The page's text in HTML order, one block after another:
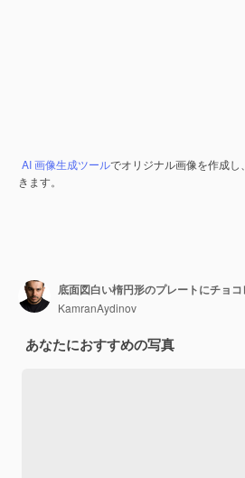
AI 画像生成ツールでオリジナル画像を作成し、
きます。
KamranAydinov
あなたにおすすめの写真